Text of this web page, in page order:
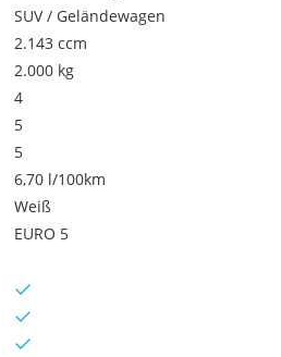
SUV / Geländewagen
2.143 ccm
2.000 kg
4
5
5
6,70 l/100km
Weiß
EURO 5